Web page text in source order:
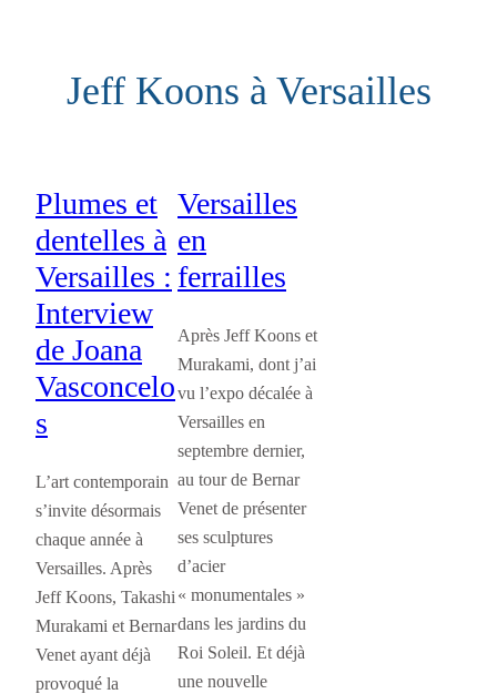
Jeff Koons à Versailles
Plumes et
dentelles à
Versailles :
Interview
de Joana
Vasconcelo
s
L’art contemporain
s’invite désormais
chaque année à
Versailles. Après
Jeff Koons, Takashi
Murakami et Bernar
Venet ayant déjà
provoqué la
Versailles
en
ferrailles
Après Jeff Koons et
Murakami, dont j’ai
vu l’expo décalée à
Versailles en
septembre dernier,
au tour de Bernar
Venet de présenter
ses sculptures
d’acier
« monumentales »
dans les jardins du
Roi Soleil. Et déjà
une nouvelle